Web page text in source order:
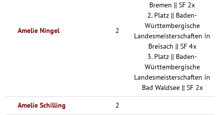
Amelie Ningel 2
Bremen || SF 2x
2. Platz || Baden-
Württembergische
Landesmeisterschaften in
Breisach || SF 4x
3. Platz || Baden-
Württembergische
Landesmeisterschaften in
Bad Waldsee || SF 2x
Amelie Schilling
2